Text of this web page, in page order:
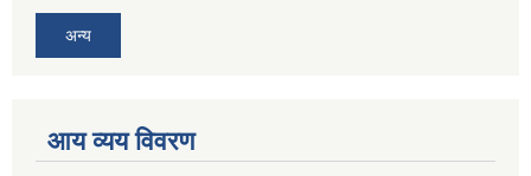
अन्य
आय व्यय विवरण